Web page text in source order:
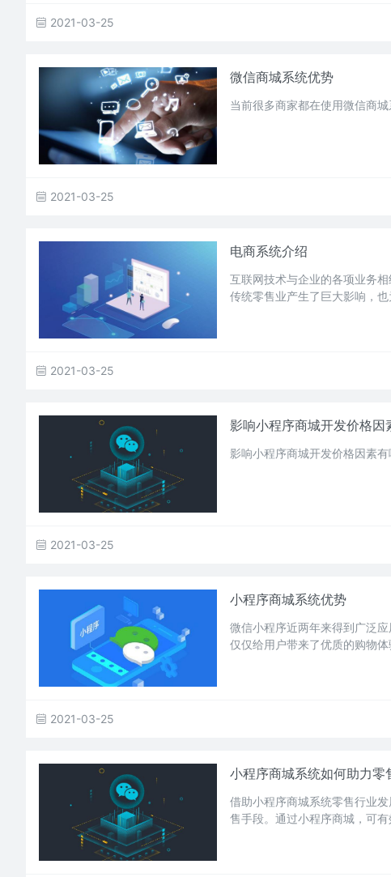
2021-03-25
微信商城系统优势
当前很多商家都在使用微信商
2021-03-25
电商系统介绍
互联网技术与企业的各项业务
传统零售业产生了巨大影响，
2021-03-25
影响小程序商城开发价格因
影响小程序商城开发价格因素
2021-03-25
小程序商城系统优势
微信小程序近两年来得到广泛
仅仅给用户带来了优质的购物
2021-03-25
小程序商城系统如何助力零
借助小程序商城系统零售行业
售手段。通过小程序商城，可有